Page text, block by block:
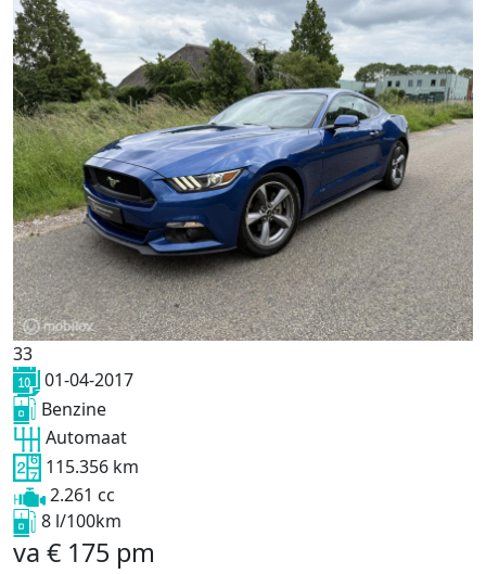
33
01-04-2017
Benzine
Automaat
115.356 km
2.261 cc
8 l/100km
va € 175 pm